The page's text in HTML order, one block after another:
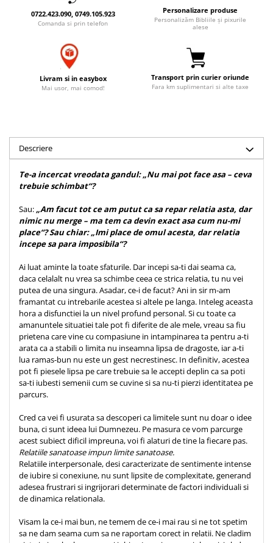
Instrumente teologice
Alte studii
Dictionare
Enciclopedii
Marturii
Romane
Meditatii
Pedagogie
Poezii
Reviste
Sanatate
Teologie
A doua venire
Apologetica
Dogmatica
Istoria Bisericii
Misiune
Viata crestina
Contemporaneitate
Devotional
Diverse
Lupta Spirituala
Schimbarea caracterului
Slujire
Suferinta
Viata de zi cu zi
Accesorii birou
Rame foto
Pungi cadou cu versete
Statuete
Sticle apa
Suport pentru pahar
Tablouri
Tablouri canvas
Termos
Tablouri
Transilvania
0722.423.090, 0749.105.923
Comanda si prin telefon
Personalizare produse
Personalizăm Bibliile și pixurile
alese
Livram si in easybox
Mai usor, mai comod!
Transport prin curier oriunde
Fara km suplimentari si alte taxe
Descriere
Te-a incercat vreodata gandul: „Nu mai pot face asa – ceva
trebuie schimbat“?
Sau: „Am facut tot ce am putut ca sa repar relatia asta, dar
nimic nu merge – ma tem ca devin exact asa cum nu-mi
place“? Sau chiar: „Imi place de omul acesta, dar relatia
incepe sa para imposibila“?
Ai luat aminte la toate sfaturile. Dar incepi sa-ti dai seama ca,
daca celalalt nu vrea sa schimbe ceea ce strica relatia, tu nu vei
putea de una singura. Asadar, ce-i de facut? Ani in sir m-am
framantat cu intrebarile acestea si altele pe langa. Inteleg aceasta
hora a disfunctiei la un nivel profund personal. Si cu toate ca
amanuntele situatiei tale pot fi diferite de ale mele, vreau sa fiu
prietena care vine cu compasiune in intampinarea ta pentru a-ti
arata ca a stabili o limita nu inseamna lipsa de dragoste, iar a-ti
lua ramas-bun nu este un gest necrestinesc. In definitiv, acestea
pot fi piesele lipsa pe care trebuie sa le accepti deplin ca sa poti
sa-ti iubesti semenii cum se cuvine si sa nu-ti pierzi identitatea pe
parcurs.
Cred ca vei fi usurata sa descoperi ca limitele sunt nu doar o idee
buna, ci sunt ideea lui Dumnezeu. Pe masura ce vom parcurge
acest subiect dificil impreuna, voi fi alaturi de tine la fiecare pas.
Relatiile sanatoase impun limite sanatoase.
Relatiile interpersonale, desi caracterizate de sentimente intense
de iubire si conexiune, nu sunt lipsite de complexitate, generand
adesea frustrari si ingrijorari determinate de factori individuali si
de dinamica relationala.
Visam la ce-i mai bun, ne temem de ce-i mai rau si ne tot spetim
sa ne dam seama cum sa ne raportam corect in relatii. Ne cladim